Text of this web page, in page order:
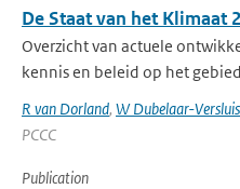
De Staat van het Klimaat
Overzicht van actuele
kennis en beleid op het
R van Dorland, W Dubelaar-Versluis
PCCC
Publication